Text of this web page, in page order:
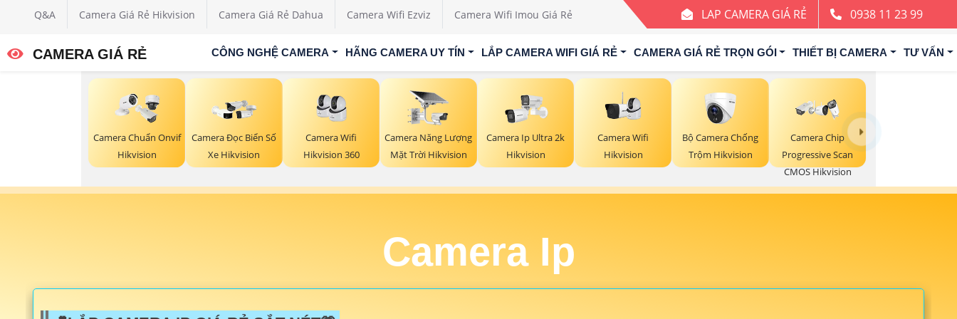
Q&A Camera Giá Rẻ Hikvision Camera Giá Rẻ Dahua Camera Wifi Ezviz Camera Wifi Imou Giá Rẻ LAP CAMERA GIÁ RẺ 0938 11 23 99
CAMERA GIÁ RẺ CÔNG NGHỆ CAMERA HÃNG CAMERA UY TÍN LẮP CAMERA WIFI GIÁ RẺ CAMERA GIÁ RẺ TRỌN GÓI THIẾT BỊ CAMERA TƯ VẤN
Camera Chuẩn Onvif
Hikvision
Camera Đọc Biển Số
Xe Hikvision
Camera Wifi
Hikvision 360
Camera Năng Lượng
Mặt Trời Hikvision
Camera Ip Ultra 2k
Hikvision
Camera Wifi
Hikvision
Bộ Camera Chống
Trộm Hikvision
Camera Chip
Progressive Scan
CMOS Hikvision
Camera Ip